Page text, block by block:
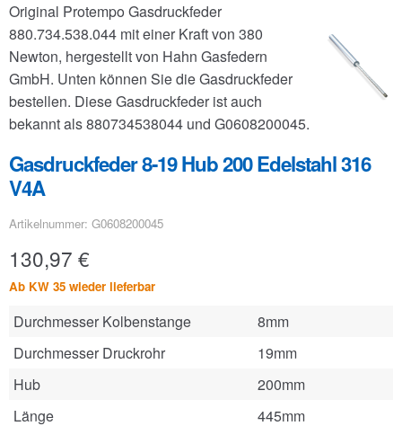
FAQ
Original Protempo Gasdruckfeder
880.734.538.044 mit einer Kraft von 380
Newton, hergestellt von Hahn Gasfedern
GmbH. Unten können Sie die Gasdruckfeder
bestellen. Diese Gasdruckfeder ist auch
bekannt als 880734538044 und G0608200045.
Gasdruckfeder 8-19 Hub 200 Edelstahl 316
V4A
Artikelnummer: G0608200045
130,97 €
Ab KW 35 wieder lieferbar
Durchmesser Kolbenstange
8mm
Durchmesser Druckrohr
19mm
Hub
200mm
Länge
445mm